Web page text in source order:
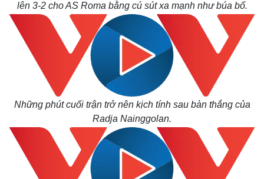
lên 3-2 cho AS Roma bằng cú sút xa mạnh như búa bổ.
Những phút cuối trận trở nên kịch tính sau bàn thắng của
Radja Nainggolan.